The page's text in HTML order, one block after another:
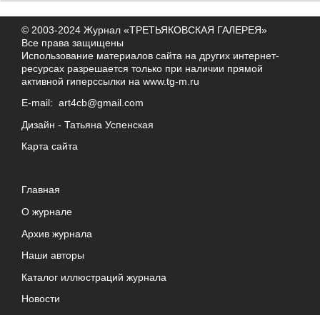
© 2003-2024 Журнал «ТРЕТЬЯКОВСКАЯ ГАЛЕРЕЯ»
Все права защищены
Использование материалов сайта на других интернет-
ресурсах разрешается только при наличии прямой
активной гиперссылки на www.tg-m.ru
E-mail: art4cb@gmail.com
Дизайн - Татьяна Успенская
Карта сайта
Главная
О журнале
Архив журнала
Наши авторы
Каталог иллюстраций журнала
Новости